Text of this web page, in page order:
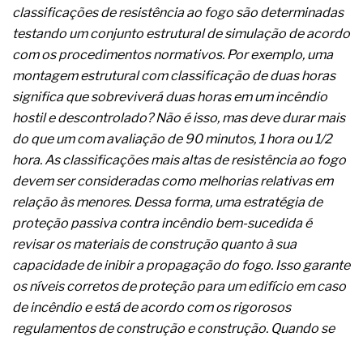
A próxima vantagem competitiva não está no
A IA elevou a régua do comprador B2B e a venda
complexa ficou ainda mais humana
classificações de resistência ao fogo são determinadas
testando um conjunto estrutural de simulação de acordo
com os procedimentos normativos. Por exemplo, uma
montagem estrutural com classificação de duas horas
significa que sobreviverá duas horas em um incêndio
hostil e descontrolado? Não é isso, mas deve durar mais
do que um com avaliação de 90 minutos, 1 hora ou 1/2
hora. As classificações mais altas de resistência ao fogo
devem ser consideradas como melhorias relativas em
relação às menores. Dessa forma, uma estratégia de
proteção passiva contra incêndio bem-sucedida é
revisar os materiais de construção quanto à sua
capacidade de inibir a propagação do fogo. Isso garante
os níveis corretos de proteção para um edifício em caso
de incêndio e está de acordo com os rigorosos
regulamentos de construção e construção. Quando se